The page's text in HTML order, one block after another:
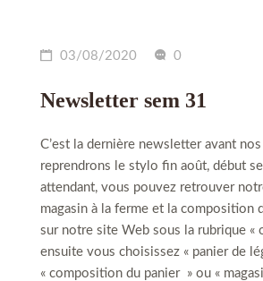
03/08/2020 0
Newsletter sem 31
C’est la dernière newsletter avant
reprendrons le stylo fin août, début
attendant, vous pouvez retrouver
magasin à la ferme et la composition
sur notre site Web sous la rubrique «
ensuite vous choisissez « panier de
« composition du panier » ou «